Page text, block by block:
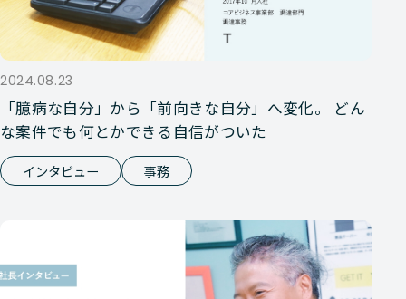
2024.08.23
「臆病な自分」から「前向きな自分」へ変化。 どん
な案件でも何とかできる自信がついた
インタビュー 事務